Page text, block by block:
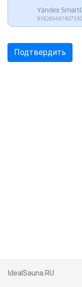
IdealSauna.RU